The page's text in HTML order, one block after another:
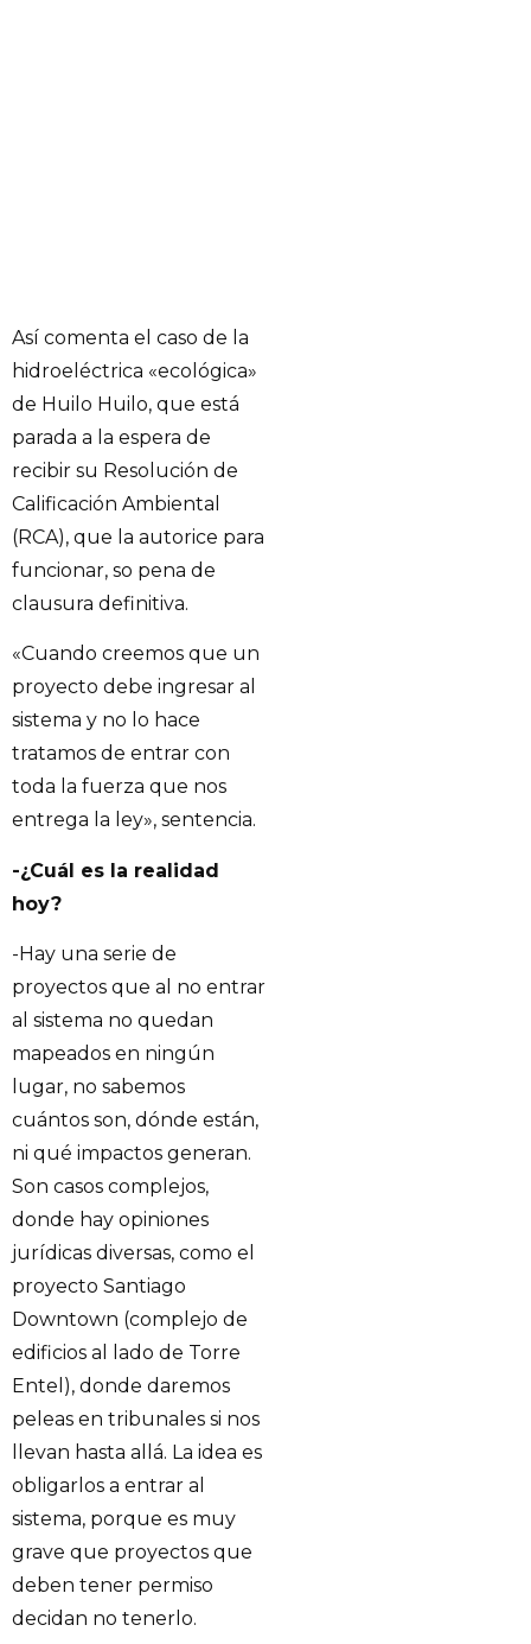
Así comenta el caso de la
hidroeléctrica «ecológica»
de Huilo Huilo, que está
parada a la espera de
recibir su Resolución de
Calificación Ambiental
(RCA), que la autorice para
funcionar, so pena de
clausura definitiva.
«Cuando creemos que un
proyecto debe ingresar al
sistema y no lo hace
tratamos de entrar con
toda la fuerza que nos
entrega la ley», sentencia.
-¿Cuál es la realidad
hoy?
-Hay una serie de
proyectos que al no entrar
al sistema no quedan
mapeados en ningún
lugar, no sabemos
cuántos son, dónde están,
ni qué impactos generan.
Son casos complejos,
donde hay opiniones
jurídicas diversas, como el
proyecto Santiago
Downtown (complejo de
edificios al lado de Torre
Entel), donde daremos
peleas en tribunales si nos
llevan hasta allá. La idea es
obligarlos a entrar al
sistema, porque es muy
grave que proyectos que
deben tener permiso
decidan no tenerlo.